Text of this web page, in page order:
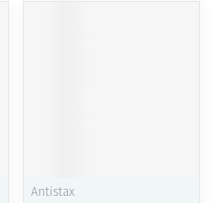
Antistax